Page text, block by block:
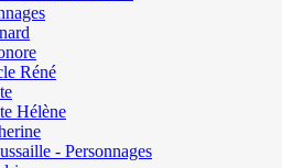
Réné
Hélène
- Personnages